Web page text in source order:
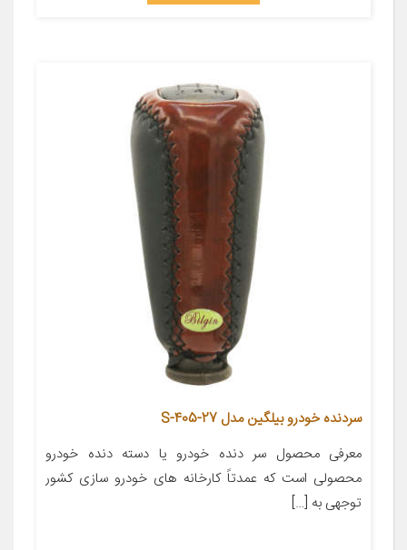
سردنده خودرو بیلگین مدل S-405-27
معرفی محصول سر دنده خودرو یا دسته دنده خودرو
محصولی است که عمدتاً کارخانه های خودرو سازی کشور
توجهی به […]